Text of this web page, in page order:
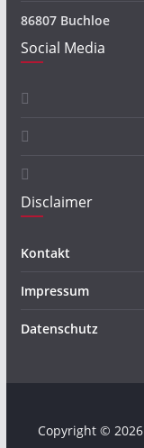
86807 Buchloe
Social Media
Disclaimer
Kontakt
Impressum
Datenschutz
Copyright © 2026